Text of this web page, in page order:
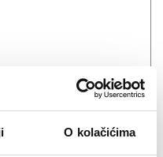
O kolačićima
"bookshelf" zvučnici i
Diamond 12i seriji
serija se nadovezuje na